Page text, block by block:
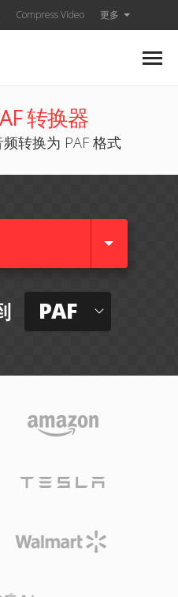
Compress Video 更多
转换器
转换为 PAF 格式
PAF